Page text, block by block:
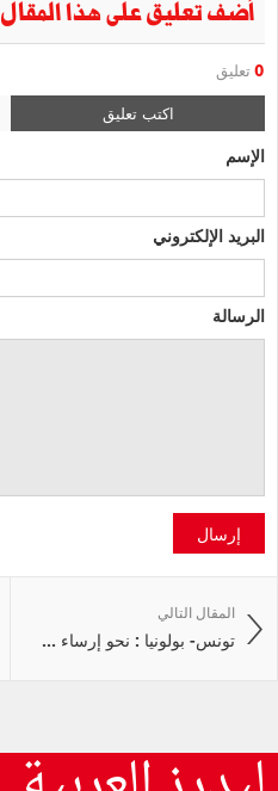
أضف تعليق على هذا المقال
0 تعليق
اكتب تعليق
الإسم
البريد الإلكتروني
الرسالة
إرسال
المقال التالي
تونس- بولونيا : نحو إرساء ...